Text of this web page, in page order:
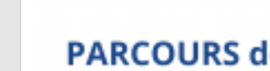
Saint-Pierre de
Saint-Salvy de la